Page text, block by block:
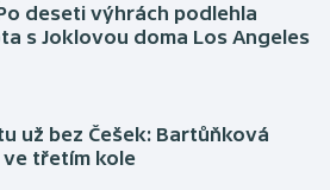
deseti výhrách podlehla
s Joklovou doma Los Angeles
už bez Češek: Bartůňková
ve třetím kole